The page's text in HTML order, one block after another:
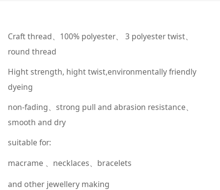
Craft thread 100% polyester、 3 polyester twist、
round thread
Hight strength, hight twist,environmentally friendly
dyeing
non-fading
strong pull and abrasion resistance
smooth and dry
suitable for:
macrame
necklaces
bracelets
and other jewellery making